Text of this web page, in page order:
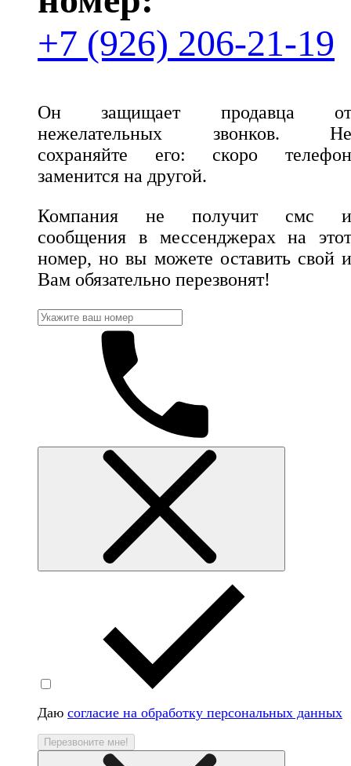
+7 (926) 206-21-19
Он защищает продавца от
нежелательных звонков. Не
сохраняйте его: скоро телефон
заменится на другой.
Компания не получит смс и
сообщения в мессенджерах на этот
номер, но вы можете оставить свой и
Вам обязательно перезвонят!
Даю согласие на обработку персональных данных
Перезвоните мне!